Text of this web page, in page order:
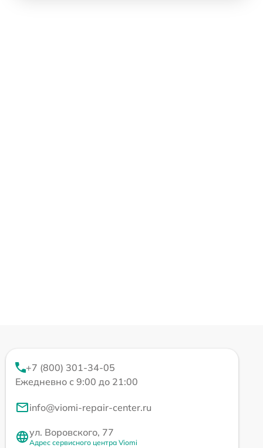
+7 (800) 301-34-05
Ежедневно с 9:00 до 21:00
info@viomi-repair-center.ru
ул. Воровского, 77
Адрес сервисного центра Viomi